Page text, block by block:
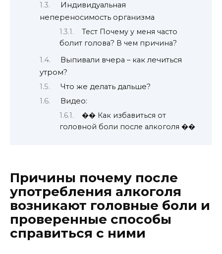
Индивидуальная
непереносимость организма
Тест Почему у меня часто
болит голова? В чем причина?
Выпивали вчера – как лечиться
утром?
Что же делать дальше?
Видео:
�� Как избавиться от
головной боли после алкоголя ��
Причины почему после
употребления алкоголя
возникают головные боли и
проверенные способы
справиться с ними